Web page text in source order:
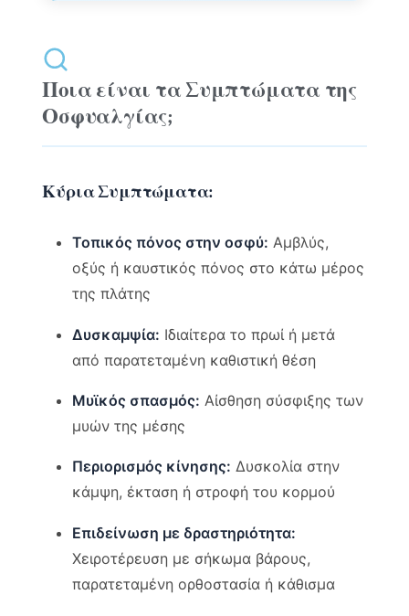
Ποια είναι τα Συμπτώματα της
Οσφυαλγίας;
Κύρια Συμπτώματα:
Τοπικός πόνος στην οσφύ: Αμβλύς,
οξύς ή καυστικός πόνος στο κάτω μέρος
της πλάτης
Δυσκαμψία: Ιδιαίτερα το πρωί ή μετά
από παρατεταμένη καθιστική θέση
Μυϊκός σπασμός: Αίσθηση σύσφιξης των
μυών της μέσης
Περιορισμός κίνησης: Δυσκολία στην
κάμψη, έκταση ή στροφή του κορμού
Επιδείνωση με δραστηριότητα:
Χειροτέρευση με σήκωμα βάρους,
παρατεταμένη ορθοστασία ή κάθισμα